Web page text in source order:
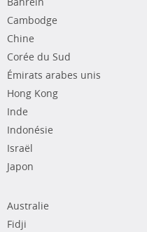
Cambodge
Chine
Corée du Sud
Émirats arabes unis
Hong Kong
Inde
Indonésie
Israël
Japon
Australie
Fidji